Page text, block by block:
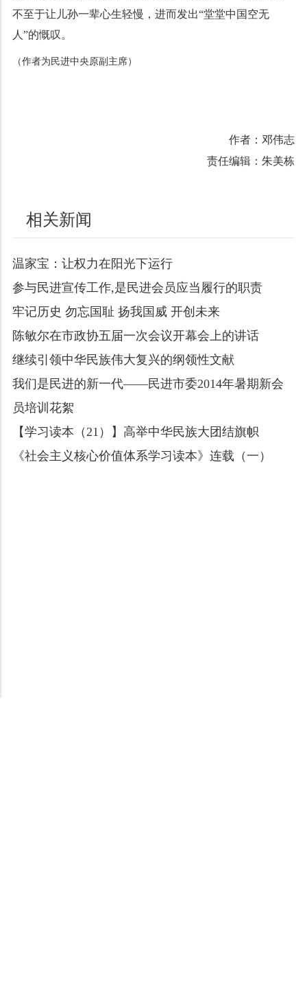
不至于让儿孙一辈心生轻慢，进而发出“堂堂中国空无
人”的慨叹。
（作者为民进中央原副主席）
作者：邓伟志
责任编辑：朱美栋
相关新闻
温家宝：让权力在阳光下运行
参与民进宣传工作,是民进会员应当履行的职责
牢记历史 勿忘国耻 扬我国威 开创未来
陈敏尔在市政协五届一次会议开幕会上的讲话
继续引领中华民族伟大复兴的纲领性文献
我们是民进的新一代——民进市委2014年暑期新会
员培训花絮
【学习读本（21）】高举中华民族大团结旗帜
《社会主义核心价值体系学习读本》连载（一）